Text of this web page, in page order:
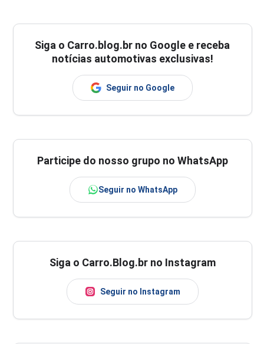
Siga o Carro.blog.br no Google e receba
notícias automotivas exclusivas!
Seguir no Google
Participe do nosso grupo no WhatsApp
Seguir no WhatsApp
Siga o Carro.Blog.br no Instagram
Seguir no Instagram